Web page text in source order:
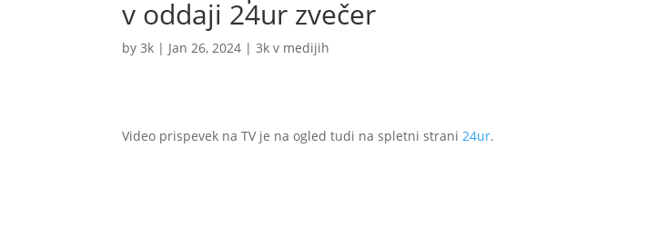
v oddaji 24ur zvečer
by3k | Jan 26, 2024 |3k v medijih
Video prispevek na TV je na ogled tudi na spletni strani24ur.